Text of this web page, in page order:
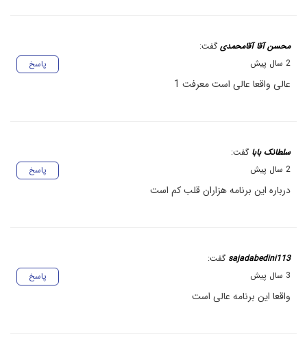
محسن آقا آقامحمدی گفت:
پاسخ
2 سال پیش
عالی واقعا عالی است معرفت 1
سلطانک بابا گفت:
پاسخ
2 سال پیش
درباره این برنامه هزاران قلب کم است
sajadabedini113 گفت:
پاسخ
3 سال پیش
واقعا این برنامه عالی است